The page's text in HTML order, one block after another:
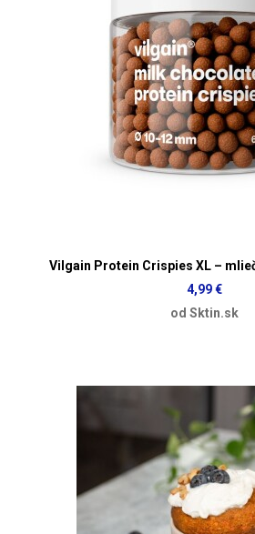
Vilgain Protein Crispies XL –
4,99 €
od Sktin.sk